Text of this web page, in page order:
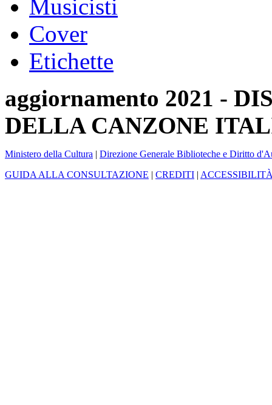
Musicisti
Cover
Etichette
aggiornamento 2021 -
DELLA CANZONE
Ministero della Cultura | Direzione Generale Biblioteche e Diritto
GUIDA ALLA CONSULTAZIONE | CREDITI |